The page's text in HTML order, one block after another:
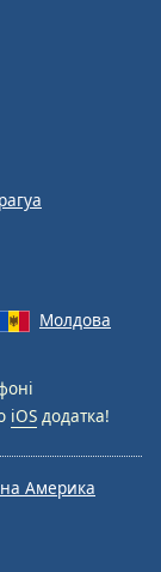
Молдова
iOS додатка!
Америка